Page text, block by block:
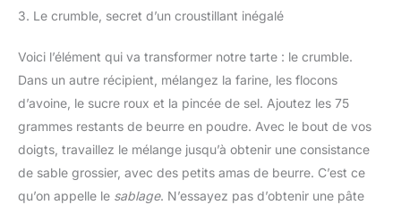
3. Le crumble, secret d’un croustillant inégalé
Voici l’élément qui va transformer notre tarte : le crumble.
Dans un autre récipient, mélangez la farine, les flocons
d’avoine, le sucre roux et la pincée de sel. Ajoutez les 75
grammes restants de beurre en poudre. Avec le bout de vos
doigts, travaillez le mélange jusqu’à obtenir une consistance
de sable grossier, avec des petits amas de beurre. C’est ce
qu’on appelle le sablage. N’essayez pas d’obtenir une pâte